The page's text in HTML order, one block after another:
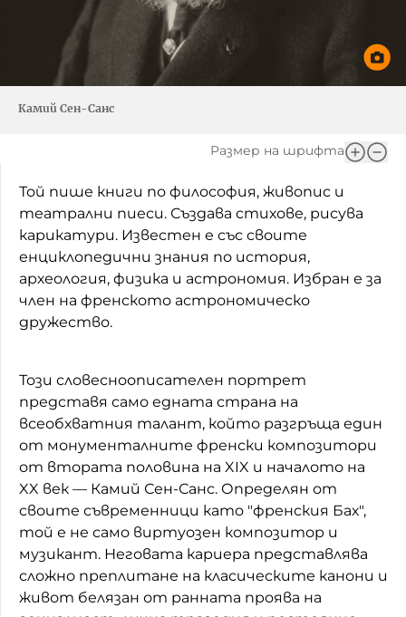
Камий Сен-Санс
Размер на шрифта
Той пише книги по философия, живопис и
театрални пиеси. Създава стихове, рисува
карикатури. Известен е със своите
енциклопедични знания по история,
археология, физика и астрономия. Избран е за
член на френското астрономическо
дружество.
Този словесноописателен портрет
представя само едната страна на
всеобхватния талант, който разгръща един
от монументалните френски композитори
от втората половина на XIX и началото на
XX век — Камий Сен-Санс. Определян от
своите съвременници като "френския Бах",
той е не само виртуозен композитор и
музикант. Неговата кариера представлява
сложно преплитане на класическите канони и
живот белязан от ранната проява на